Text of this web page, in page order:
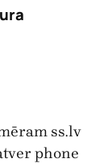
ss.lv
phone